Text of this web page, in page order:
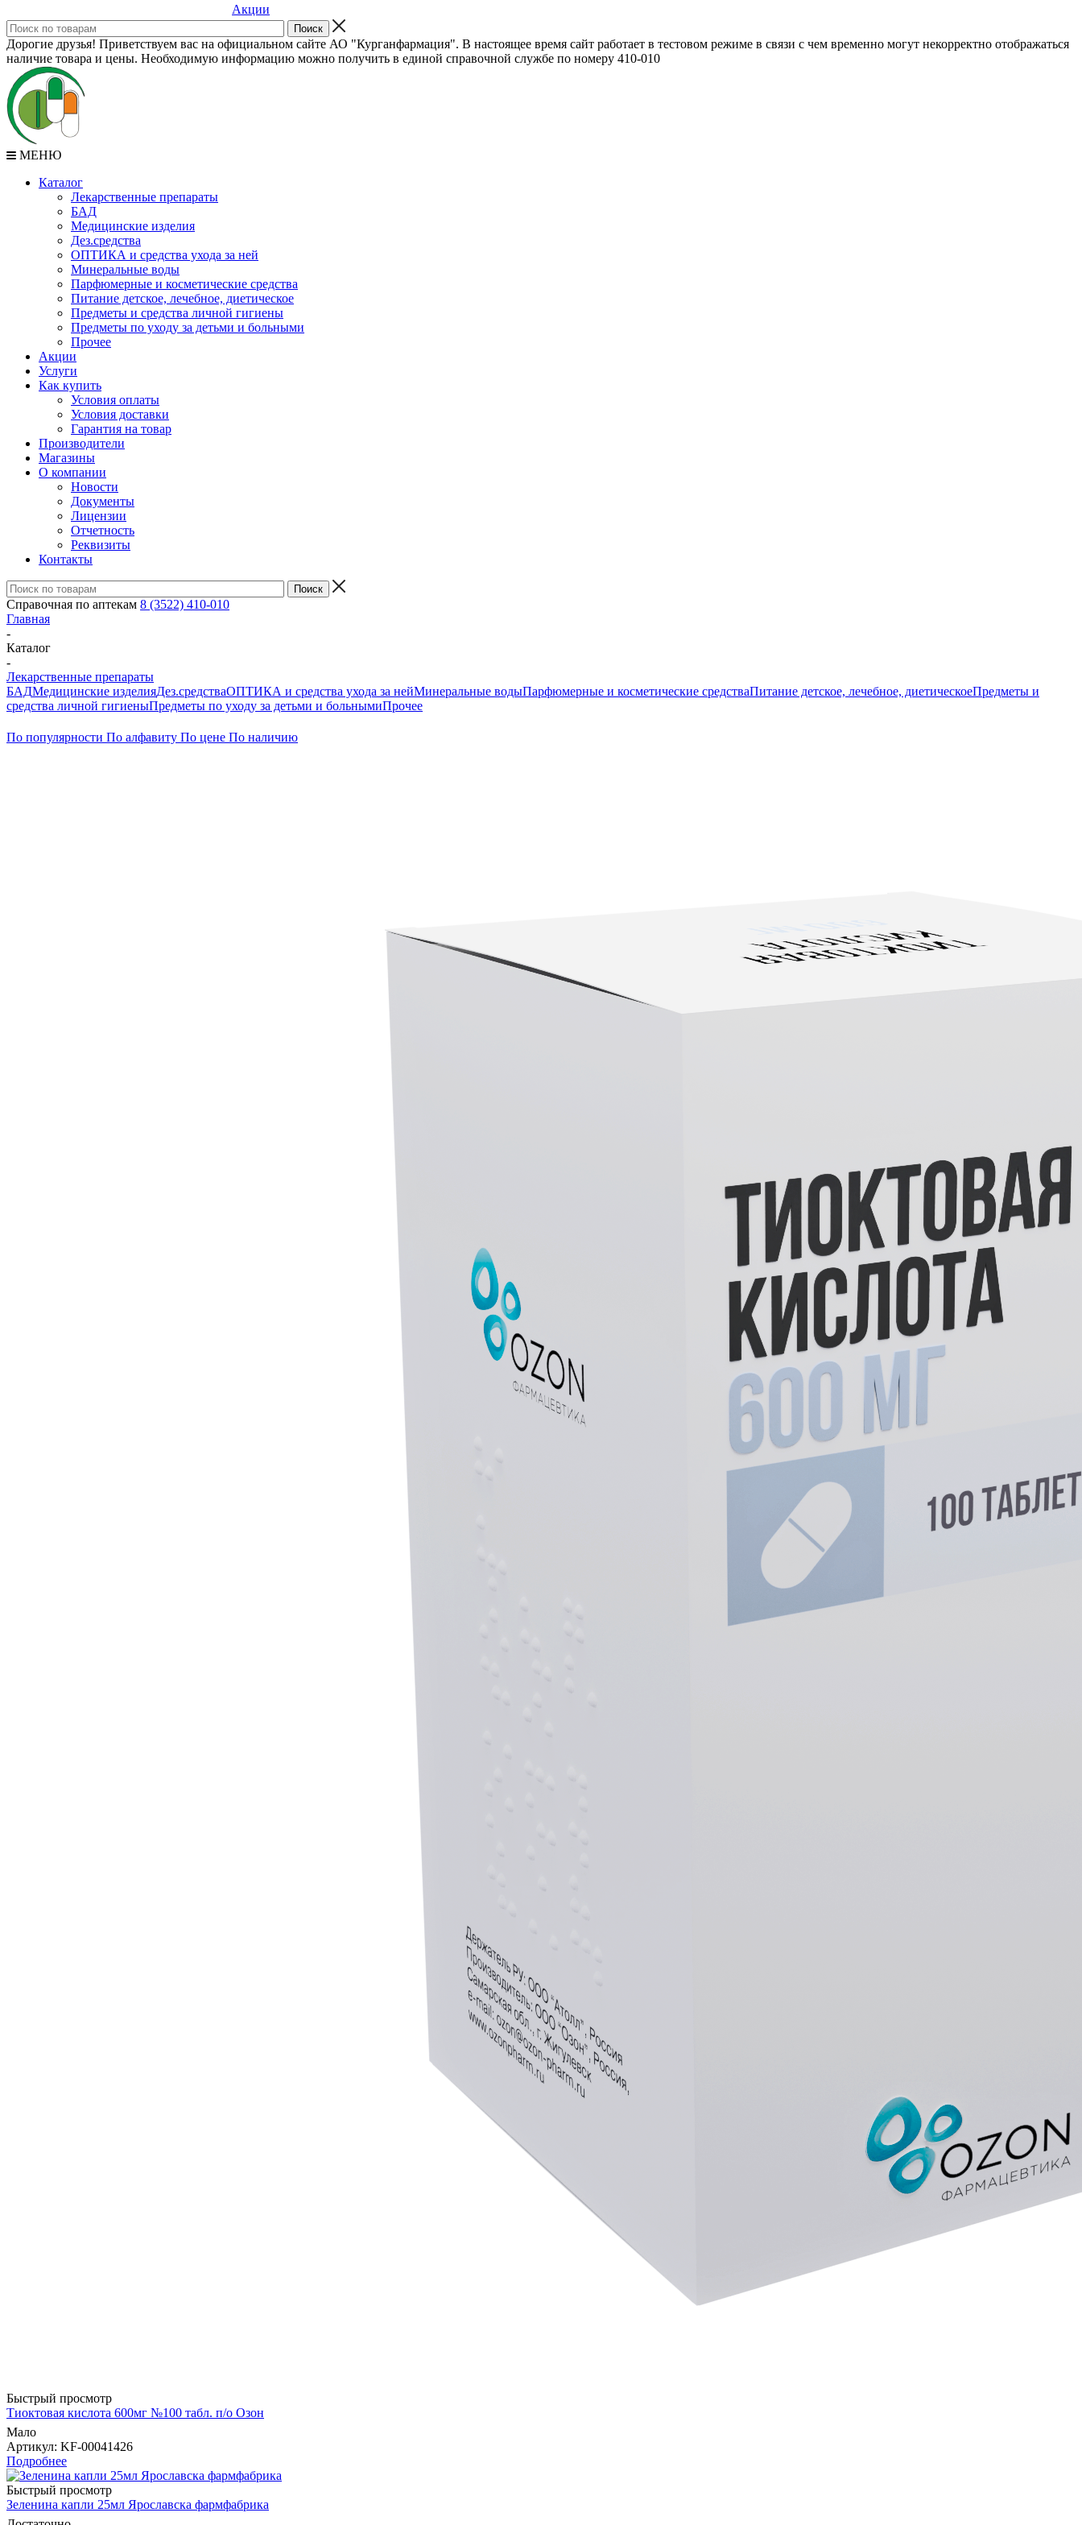
Акции
Дорогие друзья! Приветствуем вас на официальном сайте АО "Курганфармация". В настоящее время сайт работает в тестовом режиме в связи с чем временно могут некорректно отображаться
наличие товара и цены. Необходимую информацию можно получить в единой справочной службе по номеру 410-010
МЕНЮ
Каталог
Лекарственные препараты
БАД
Медицинские изделия
Дез.средства
ОПТИКА и средства ухода за ней
Минеральные воды
Парфюмерные и косметические средства
Питание детское, лечебное, диетическое
Предметы и средства личной гигиены
Предметы по уходу за детьми и больными
Прочее
Акции
Услуги
Как купить
Условия оплаты
Условия доставки
Гарантия на товар
Производители
Магазины
О компании
Новости
Документы
Лицензии
Отчетность
Реквизиты
Контакты
Справочная по аптекам 8 (3522) 410-010
Главная
-
Каталог
-
Лекарственные препараты
БАДМедицинские изделияДез.средстваОПТИКА и средства ухода за нейМинеральные водыПарфюмерные и косметические средстваПитание детское, лечебное, диетическоеПредметы и
средства личной гигиеныПредметы по уходу за детьми и больнымиПрочее
По популярности По алфавиту По цене По наличию
Быстрый просмотр
Тиоктовая кислота 600мг №100 табл. п/о Озон
Мало
Артикул: KF-00041426
Подробнее
Быстрый просмотр
Зеленина капли 25мл Ярославска фармфабрика